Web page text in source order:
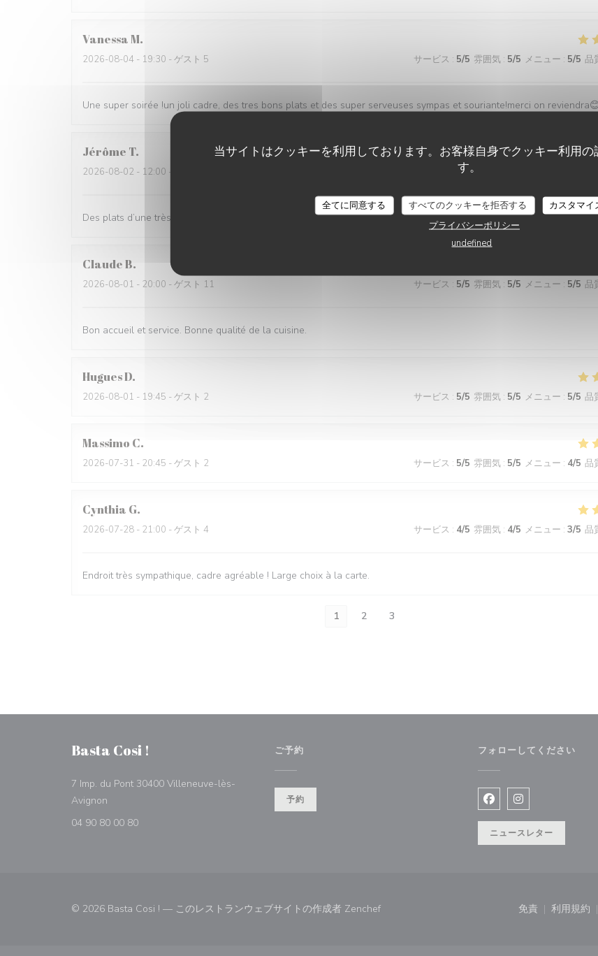
当サイトはクッキーを利用しております。お客様自身でクッキー利用の
す。
全てに同意する すべてのクッキーを拒否する
カスタマイ
プライバシーポリシー
undefined
VanessaM
2026-08-04 - 19:30 - ゲスト 5 サービス : 5/5 雰囲気 : 5/5 メニュー : 5/5 品
Une super soirée !un joli cadre, des tres bons plats et des super serveuses sympas et souriante!merci on
Jérôme T
2026-08-02 - 12:00 - ゲスト 3 5/5
Des plats d’une très grande qualité, et copieux. Nous avons pris une salade, du poulpe et des tagliatelles, c’était
ClaudeB
2026-08-01 - 20:00 - ゲスト 11 サービス : 5/5 雰囲気 : 5/5 メニュー : 5/5 品
Bon accueil et service. Bonne qualité de la cuisine.
HuguesD
2026-08-01 - 19:45 - ゲスト 2 サービス : 5/5 雰囲気 : 5/5 メニュー : 5/5 品
Massimo C
2026-07-31 - 20:45 - ゲスト 2 サービス : 5/5 雰囲気 : 5/5 メニュー : 4/5 品
Cynthia G
2026-07-28 - 21:00 - ゲスト 4 サービス : 4/5 雰囲気 : 4/5 メニュー : 3/5 品
Endroit très sympathique, cadre agréable ! Large choix à la carte.
1 2 3
Basta Cosi !
7 Imp. du Pont 30400 Villeneuve-lès-
Avignon
04 90 80 00 80
ご予約
予約
フォローしてください
Facebook ((新しいウ
Instagram ((新
ニュースレター
© 2026 Basta Cosi ! — このレストランウェブサイトの作成者 Zenchef((新しいウィンドウで開きます)) 免責
((新しいウィ
利用規約
((新
BASTA COSI !